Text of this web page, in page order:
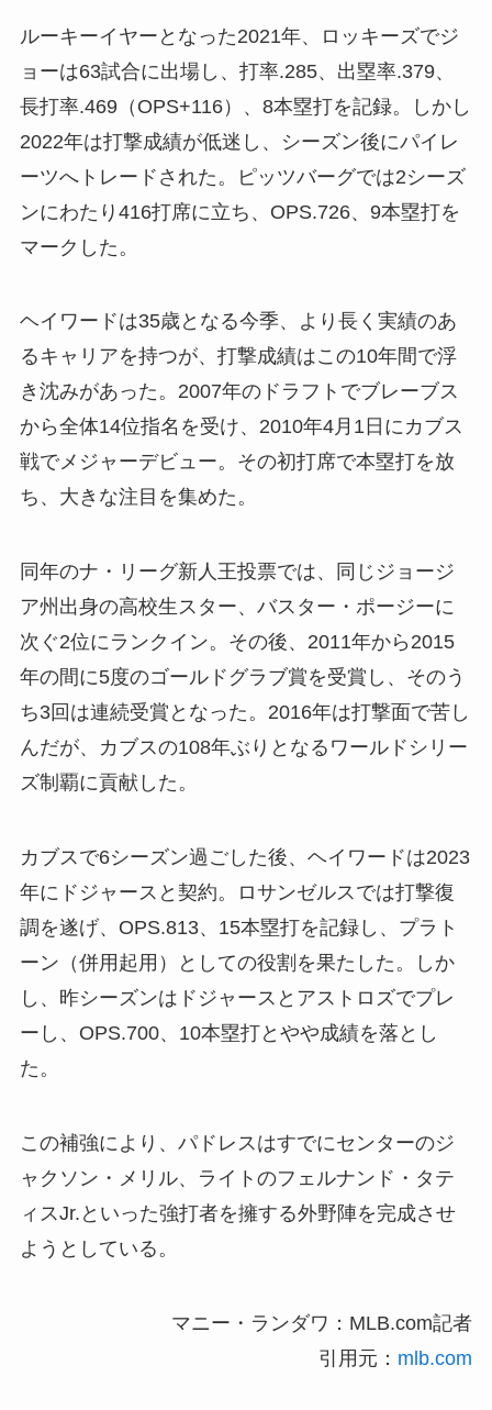
ルーキーイヤーとなった2021年、ロッキーズでジ
ョーは63試合に出場し、打率.285、出塁率.379、
長打率.469（OPS+116）、8本塁打を記録。しかし
2022年は打撃成績が低迷し、シーズン後にパイレ
ーツへトレードされた。ピッツバーグでは2シーズ
ンにわたり416打席に立ち、OPS.726、9本塁打を
マークした。
ヘイワードは35歳となる今季、より長く実績のあ
るキャリアを持つが、打撃成績はこの10年間で浮
き沈みがあった。2007年のドラフトでブレーブス
から全体14位指名を受け、2010年4月1日にカブス
戦でメジャーデビュー。その初打席で本塁打を放
ち、大きな注目を集めた。
同年のナ・リーグ新人王投票では、同じジョージ
ア州出身の高校生スター、バスター・ポージーに
次ぐ2位にランクイン。その後、2011年から2015
年の間に5度のゴールドグラブ賞を受賞し、そのう
ち3回は連続受賞となった。2016年は打撃面で苦し
んだが、カブスの108年ぶりとなるワールドシリー
ズ制覇に貢献した。
カブスで6シーズン過ごした後、ヘイワードは2023
年にドジャースと契約。ロサンゼルスでは打撃復
調を遂げ、OPS.813、15本塁打を記録し、プラト
ーン（併用起用）としての役割を果たした。しか
し、昨シーズンはドジャースとアストロズでプレ
ーし、OPS.700、10本塁打とやや成績を落とし
た。
この補強により、パドレスはすでにセンターのジ
ャクソン・メリル、ライトのフェルナンド・タテ
ィスJr.といった強打者を擁する外野陣を完成させ
ようとしている。
マニー・ランダワ：MLB.com記者
引用元： mlb.com